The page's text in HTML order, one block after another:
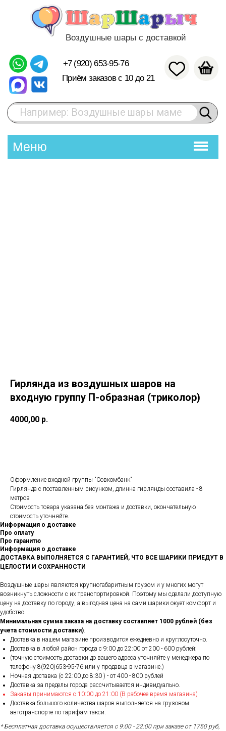
Воздушные шары с доставкой
Приём заказов с 10 до 21
Меню
Например: Воздушные шары маме
Гирлянда из воздушных шаров на
входную группу П-образная (триколор)
4000,00 р.
Оформление входной группы "Совкомбанк"
Гирлянда с поставленным рисунком, длинна гирлянды составила - 8
метров
Стоимость товара указана без монтажа и доставки, окончательную
стоимость уточняйте.
Информация о доставке
Про оплату
Про гаранитю
Информация о доставке
ДОСТАВКА ВЫПОЛНЯЕТСЯ С ГАРАНТИЕЙ, ЧТО ВСЕ ШАРИКИ ПРИЕДУТ В
ЦЕЛОСТИ И СОХРАННОСТИ
Воздушные шары являются крупногабаритным грузом и у многих могут
возникнуть сложности с их транспортировкой. Поэтому мы сделали доступную
цену на доставку по городу, а выгодная цена на сами шарики окует комфорт и
удобство.
Минимальная сумма заказа на доставку составляет 1000 рублей (без
учета стоимости доставки).
Доставка в нашем магазине производится ежедневно и круглосуточно.
Доставка в любой район города c 9:00 до 22:00 от 200 - 600 рублей;
(точную стоимость доставки до вашего адреса уточняйте у менеджера по
телефону 8(920)653-95-76 или у продавца в магазине.)
Ночная доставка (с 22:00 до 8:30 ) - от 400 - 800 рублей
Доставка за пределы города рассчитывается индивидуально.
Заказы принимаются с 10:00 до 21:00 (В рабочее время магазина)
Доставка большого количества шаров выполняется на грузовом
автотранспорте по тарифам такси.
* Бесплатная доставка осуществляется с 9:00 - 22:00 при заказе от 1750 руб,